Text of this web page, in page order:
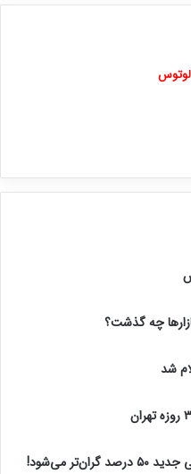
لوتوس
چه گذشت؟
شد
می‌شود!